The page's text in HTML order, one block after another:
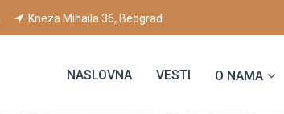
Kneza Mihaila 36, Beograd
NASLOVNA VESTI O NAMA